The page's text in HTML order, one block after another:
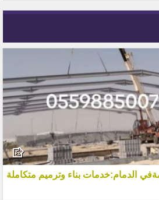
الدمام:خدمات بناء وترميم متكاملة